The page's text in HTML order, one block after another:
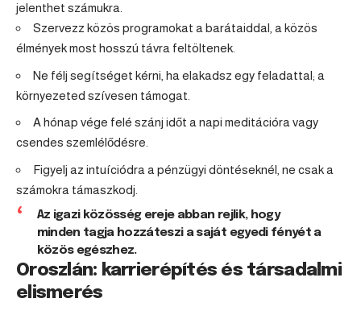
jelenthet számukra.
Szervezz közös programokat a barátaiddal, a közös
élmények most hosszú távra feltöltenek.
Ne félj segítséget kérni, ha elakadsz egy feladattal; a
környezeted szívesen támogat.
A hónap vége felé szánj időt a napi meditációra vagy
csendes szemlélődésre.
Figyelj az intuíciódra a pénzügyi döntéseknél, ne csak a
számokra támaszkodj.
Az igazi közösség ereje abban rejlik, hogy
minden tagja hozzáteszi a saját egyedi fényét a
közös egészhez.
Oroszlán: karrierépítés és társadalmi
elismerés